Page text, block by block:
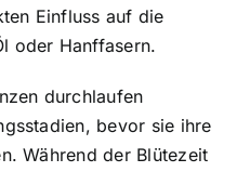
Einfluss auf die
oder Hanffasern.
durchlaufen
bevor sie ihre
Während der Blütezeit